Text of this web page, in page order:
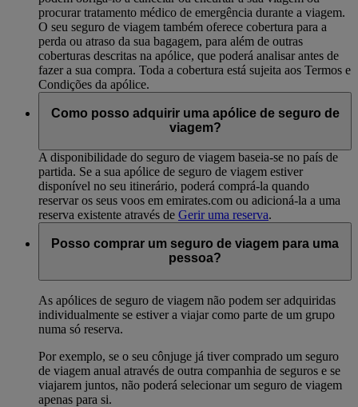
procurar tratamento médico de emergência durante a viagem.
O seu seguro de viagem também oferece cobertura para a
perda ou atraso da sua bagagem, para além de outras
coberturas descritas na apólice, que poderá analisar antes de
fazer a sua compra. Toda a cobertura está sujeita aos Termos e
Condições da apólice.
Como posso adquirir uma apólice de seguro de
viagem?
A disponibilidade do seguro de viagem baseia-se no país de
partida. Se a sua apólice de seguro de viagem estiver
disponível no seu itinerário, poderá comprá-la quando
reservar os seus voos em emirates.com ou adicioná-la a uma
reserva existente através de Gerir uma reserva.
Posso comprar um seguro de viagem para uma
pessoa?
As apólices de seguro de viagem não podem ser adquiridas
individualmente se estiver a viajar como parte de um grupo
numa só reserva.
Por exemplo, se o seu cônjuge já tiver comprado um seguro
de viagem anual através de outra companhia de seguros e se
viajarem juntos, não poderá selecionar um seguro de viagem
apenas para si.